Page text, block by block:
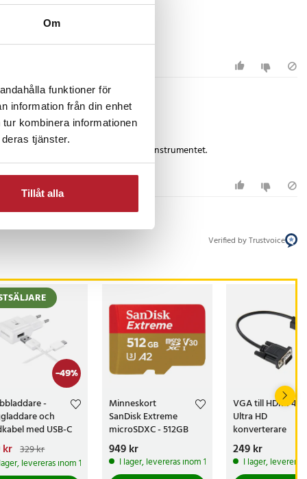
Om
funktioner för
information från din enhet
kombinera informationen
tjänster.
Tillåt alla
Fungerar väl som felkodsläsare,kan tyvärr inte allt jag hoppats på, men för pengen är den helt ok.
via USB-sladden, när kortet sitter i instrumentet.
och vad den innehåller.
Verified by Trustvoice
-49%
-
och
med USB-C
pris
Tidigare pris:
kr 329 kr
levereras inom 1-2 vardagar
Minneskort
SanDisk Extreme
microSDXC - 512GB
Pris: 949 kr
949 kr
I lager, levereras inom 1-2 vardagar
VGA till HDMI 4K
Ultra HD
konverterare
Pris:249 kr
249 kr
I lager,